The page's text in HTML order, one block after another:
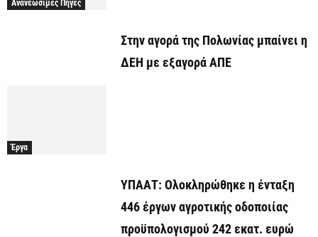
Ανανεώσιμες Πηγές
Στην αγορά της Πολωνίας μπαίνει η
ΔΕΗ με εξαγορά ΑΠΕ
Έργα
ΥΠΑΑΤ: Ολοκληρώθηκε η ένταξη
446 έργων αγροτικής οδοποιίας
προϋπολογισμού 242 εκατ. ευρώ